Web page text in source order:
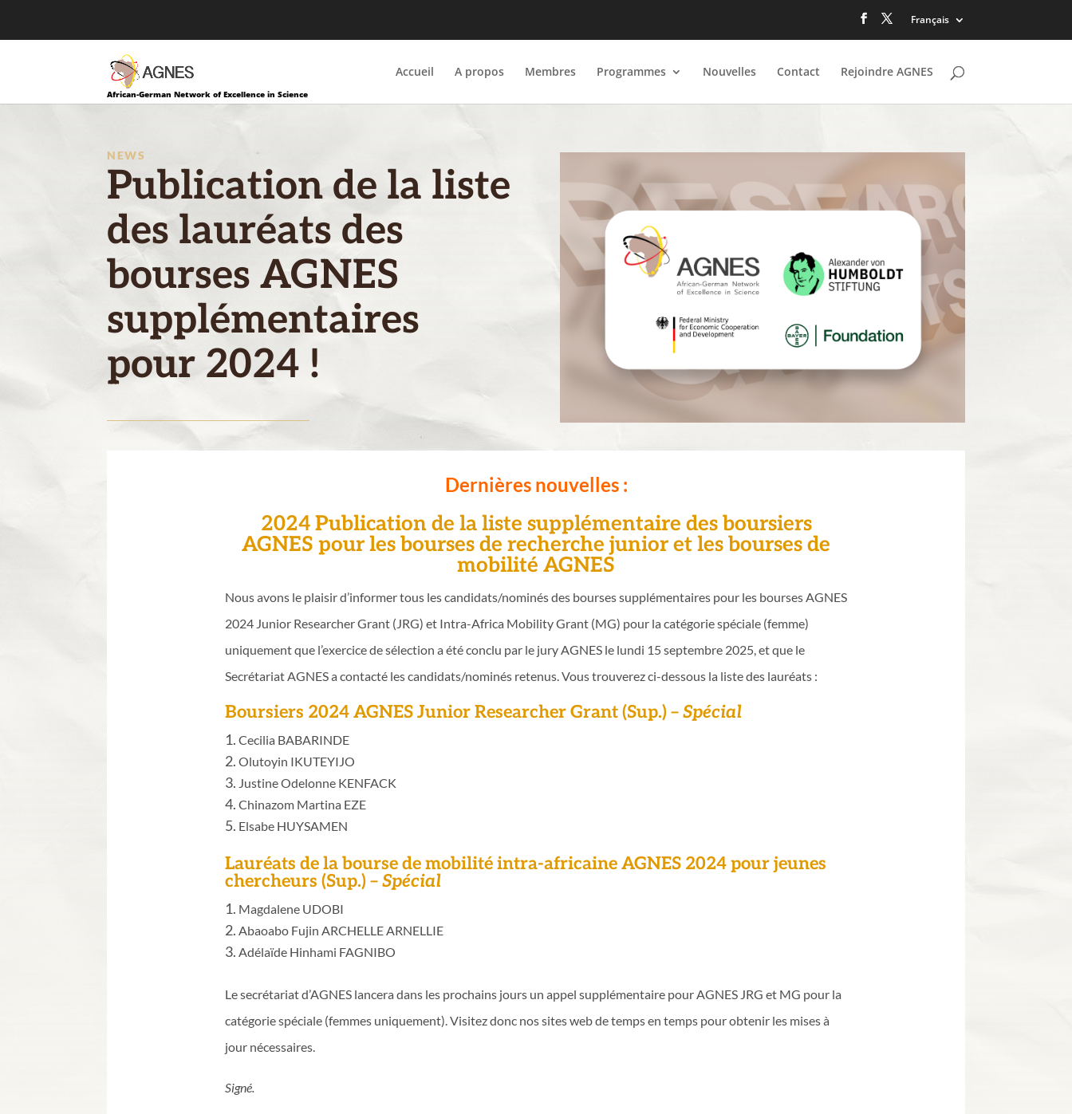
Français
African-German Network of Excellence in Science
Accueil A propos Membres Programmes Nouvelles Contact Rejoindre AGNES
NEWS
Publication de la liste
des lauréats des
bourses AGNES
supplémentaires
pour 2024 !
Dernières nouvelles :
2024 Publication de la liste supplémentaire des boursiers
AGNES pour les bourses de recherche junior et les bourses de
mobilité AGNES
Nous avons le plaisir d’informer tous les candidats/nominés des bourses supplémentaires pour les bourses AGNES
2024 Junior Researcher Grant (JRG) et Intra-Africa Mobility Grant (MG) pour la catégorie spéciale (femme)
uniquement que l’exercice de sélection a été conclu par le jury AGNES le lundi 15 septembre 2025, et que le
Secrétariat AGNES a contacté les candidats/nominés retenus. Vous trouverez ci-dessous la liste des lauréats :
Boursiers 2024 AGNES Junior Researcher Grant (Sup.) –Spécial
Cecilia BABARINDE
Olutoyin IKUTEYIJO
Justine Odelonne KENFACK
Chinazom Martina EZE
Elsabe HUYSAMEN
Lauréats de la bourse de mobilité intra-africaine AGNES 2024 pour jeunes
chercheurs (Sup.) –Spécial
Magdalene UDOBI
Abaoabo Fujin ARCHELLE ARNELLIE
Adélaïde Hinhami FAGNIBO
Le secrétariat d’AGNES lancera dans les prochains jours un appel supplémentaire pour AGNES JRG et MG pour la
catégorie spéciale (femmes uniquement). Visitez donc nos sites web de temps en temps pour obtenir les mises à
jour nécessaires.
Signé.